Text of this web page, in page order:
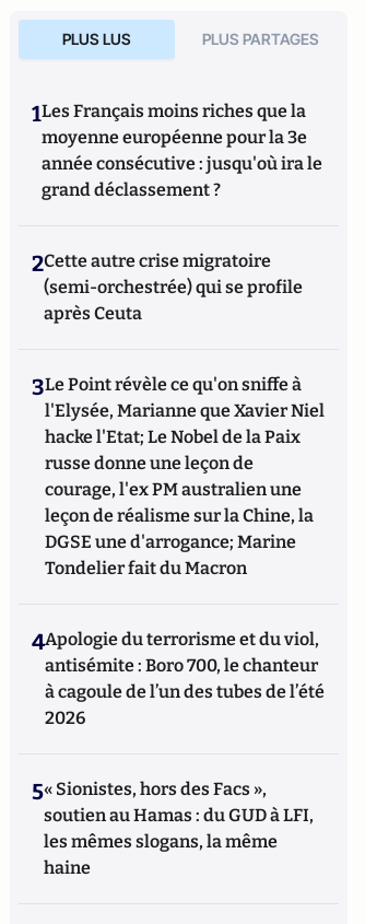
PLUS LUS PLUS PARTAGES
1Les Français moins riches que la
moyenne européenne pour la 3e
année consécutive : jusqu'où ira le
grand déclassement ?
2Cette autre crise migratoire
(semi-orchestrée) qui se profile
après Ceuta
3Le Point révèle ce qu'on sniffe à
l'Elysée, Marianne que Xavier Niel
hacke l'Etat; Le Nobel de la Paix
russe donne une leçon de
courage, l'ex PM australien une
leçon de réalisme sur la Chine, la
DGSE une d'arrogance; Marine
Tondelier fait du Macron
4Apologie du terrorisme et du viol,
antisémite : Boro 700, le chanteur
à cagoule de l’un des tubes de l’été
2026
5« Sionistes, hors des Facs »,
soutien au Hamas : du GUD à LFI,
les mêmes slogans, la même
haine